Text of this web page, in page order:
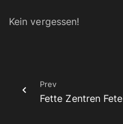
Kein vergessen!
Prev
Fette Zentren Fete